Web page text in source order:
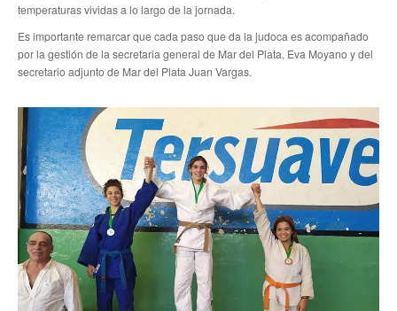
Memoria histórica
Notas
Noticias Fiscalización
Buscar
Secretarías
Secretaría general
Secretaría general adjunta
Secretaría de actas
temperaturas vividas a lo largo de la jornada.
Es importante remarcar que cada paso que da la judoca es acompañado
por la gestión de la secretaria general de Mar del Plata, Eva Moyano y del
secretario adjunto de Mar del Plata Juan Vargas.